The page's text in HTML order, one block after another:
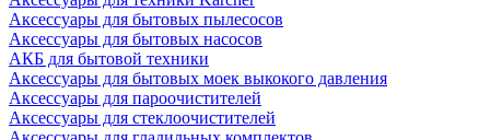
Аксессуары для бытовых пылесосов
Аксессуары для бытовых насосов
АКБ для бытовой техники
Аксессуары для бытовых моек выкокого давления
Аксессуары для пароочистителей
Аксессуары для стеклоочистителей